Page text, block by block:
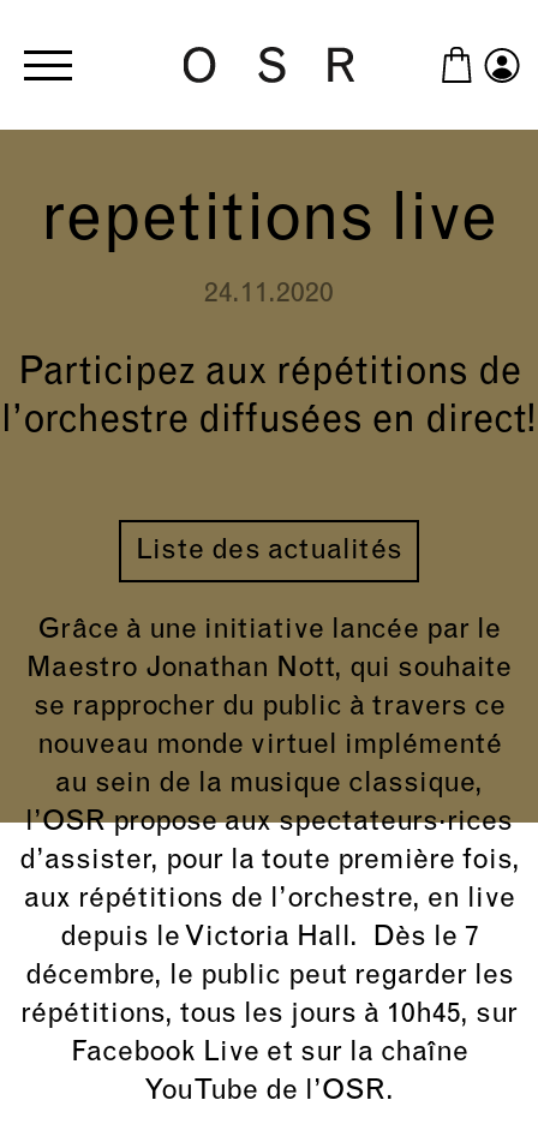
repetitions live
24.11.2020
Participez aux répétitions de
l’orchestre diffusées en direct!
Liste des actualités
Grâce à une initiative lancée par le
Maestro Jonathan Nott, qui souhaite
se rapprocher du public à travers ce
nouveau monde virtuel implémenté
au sein de la musique classique,
l’OSR propose aux spectateurs·rices
d’assister, pour la toute première fois,
aux répétitions de l’orchestre, en live
depuis le Victoria Hall. Dès le 7
décembre, le public peut regarder les
répétitions, tous les jours à 10h45, sur
Facebook Live et sur la chaîne
YouTube de l’OSR.